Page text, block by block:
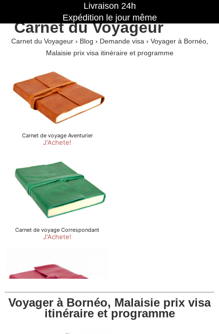
Carnet du Voyageur
Carnet du Voyageur› Blog › Demande visa › Voyager à Bornéo,
Malaisie prix visa itinéraire et programme
Voyager à Bornéo, Malaisie prix visa
itinéraire et programme
Livraison 24h
Expédition le jour même